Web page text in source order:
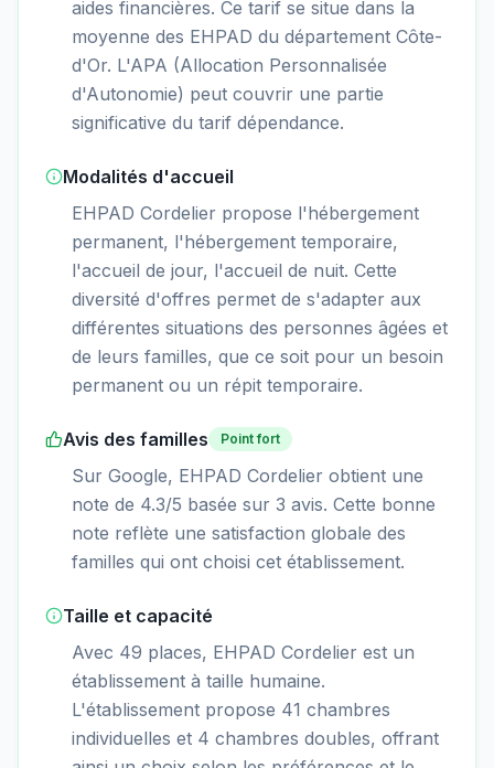
aides financières. Ce tarif se situe dans la
moyenne des EHPAD du département Côte-
d'Or. L'APA (Allocation Personnalisée
d'Autonomie) peut couvrir une partie
significative du tarif dépendance.
Modalités d'accueil
EHPAD Cordelier propose l'hébergement
permanent, l'hébergement temporaire,
l'accueil de jour, l'accueil de nuit. Cette
diversité d'offres permet de s'adapter aux
différentes situations des personnes âgées et
de leurs familles, que ce soit pour un besoin
permanent ou un répit temporaire.
Avis des familles Point fort
Sur Google, EHPAD Cordelier obtient une
note de 4.3/5 basée sur 3 avis. Cette bonne
note reflète une satisfaction globale des
familles qui ont choisi cet établissement.
Taille et capacité
Avec 49 places, EHPAD Cordelier est un
établissement à taille humaine.
L'établissement propose 41 chambres
individuelles et 4 chambres doubles, offrant